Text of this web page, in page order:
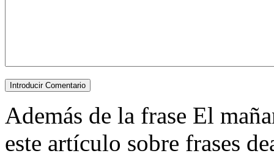
Además de la frase El
este artículo sobre frases